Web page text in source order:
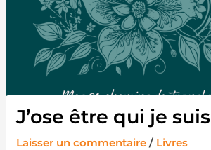
J’ose être qui je suis
Laisser un commentaire / Livres